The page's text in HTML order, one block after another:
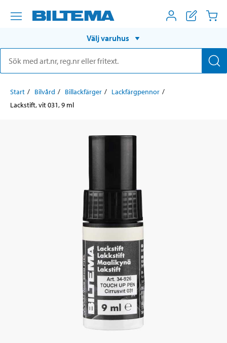
Välj varuhus
Start Bilvård Billackfärger
Lackfärgpennor
Lackstift, vit 031, 9 ml